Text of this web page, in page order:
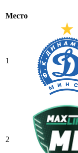
Место
1
2